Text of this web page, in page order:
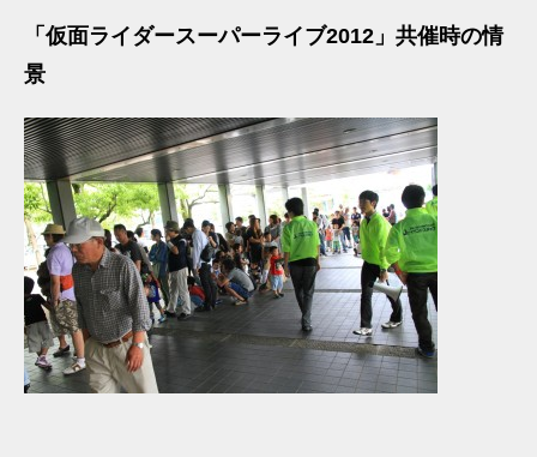
「仮面ライダースーパーライブ2012」共催時の情
景